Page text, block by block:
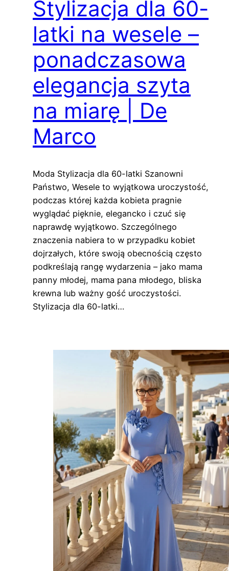
Stylizacja dla 60-
latki na wesele –
ponadczasowa
elegancja szyta
na miarę | De
Marco
Moda Stylizacja dla 60-latki Szanowni
Państwo, Wesele to wyjątkowa uroczystość,
podczas której każda kobieta pragnie
wyglądać pięknie, elegancko i czuć się
naprawdę wyjątkowo. Szczególnego
znaczenia nabiera to w przypadku kobiet
dojrzałych, które swoją obecnością często
podkreślają rangę wydarzenia – jako mama
panny młodej, mama pana młodego, bliska
krewna lub ważny gość uroczystości.
Stylizacja dla 60-latki…